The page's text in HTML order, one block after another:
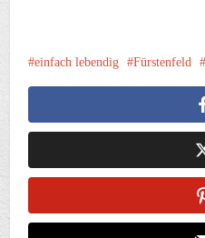
einfach lebendig Fürstenfeld